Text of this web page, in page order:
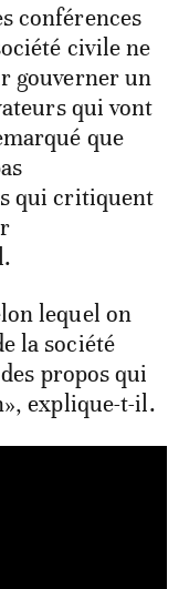
conférences
civile ne
gouverner un
qui vont
que
qui critiquent
lequel on
la société
propos qui
explique-t-il.